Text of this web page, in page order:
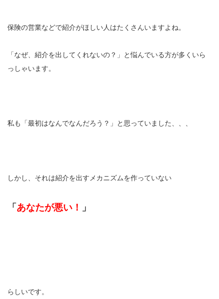
保険の営業などで紹介がほしい人はたくさんいますよね。
「なぜ、紹介を出してくれないの？」と悩んでいる方が多くいら
っしゃいます。
私も「最初はなんでなんだろう？」と思っていました、、、
しかし、それは紹介を出すメカニズムを作っていない
「 あなたが悪い！ 」
らしいです。